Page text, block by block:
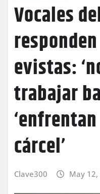
Vocales
evistas:
trabajar
cárcel’
Clave300 May 12,